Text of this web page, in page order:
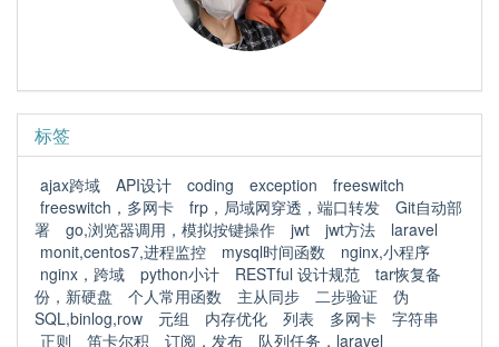
标签
ajax跨域 API设计 coding exception
freeswitch
freeswitch，多网卡
frp，局域网穿透，端口转发
Git自动部
署
go,浏览器调用，模拟按键操作 jwt jwt方法
laravel
monit,centos7,进程监控
mysql时间函数
nginx,小程序
nginx，跨域
python小计 RESTful 设计规范
tar恢复备
份，新硬盘
个人常用函数 主从同步 二步验证
伪
SQL,binlog,row
元组 内存优化 列表 多网卡
字符串
正则
笛卡尔积 订阅，发布 队列任务，laravel